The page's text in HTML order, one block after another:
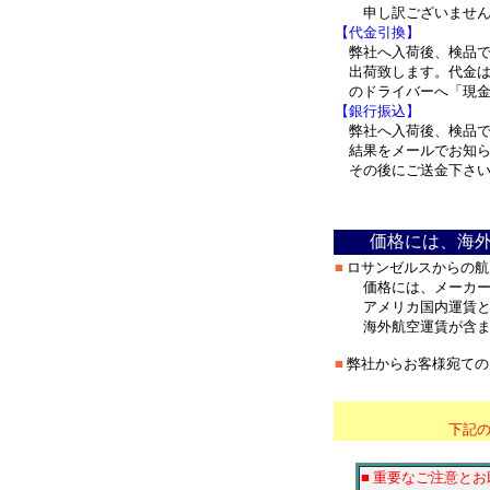
申し訳ございません
【代金引換】
弊社へ入荷後、検品
出荷致します。代金
のドライバーへ「現
【銀行振込】
弊社へ入荷後、検品
結果をメールでお知
その後にご送金下さ
価格には、海
■ ロサンゼルスからの
価格には、メーカー
アメリカ国内運賃と
海外航空運賃が含ま
■ 弊社からお客様宛て
下記
■ 重要なご注意とお